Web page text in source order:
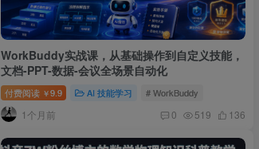
Ai自媒体实操课：电脑端到手机剪辑全流程，手把手教你去水印、加字幕、做卡点混剪
WorkBuddy实战课，从基础操作到自定义技能，
文档-PPT-数据-会议全场景自动化
付费阅读 ￥9.9 AI 技能学习 # WorkBuddy
1个月前 0 519 136